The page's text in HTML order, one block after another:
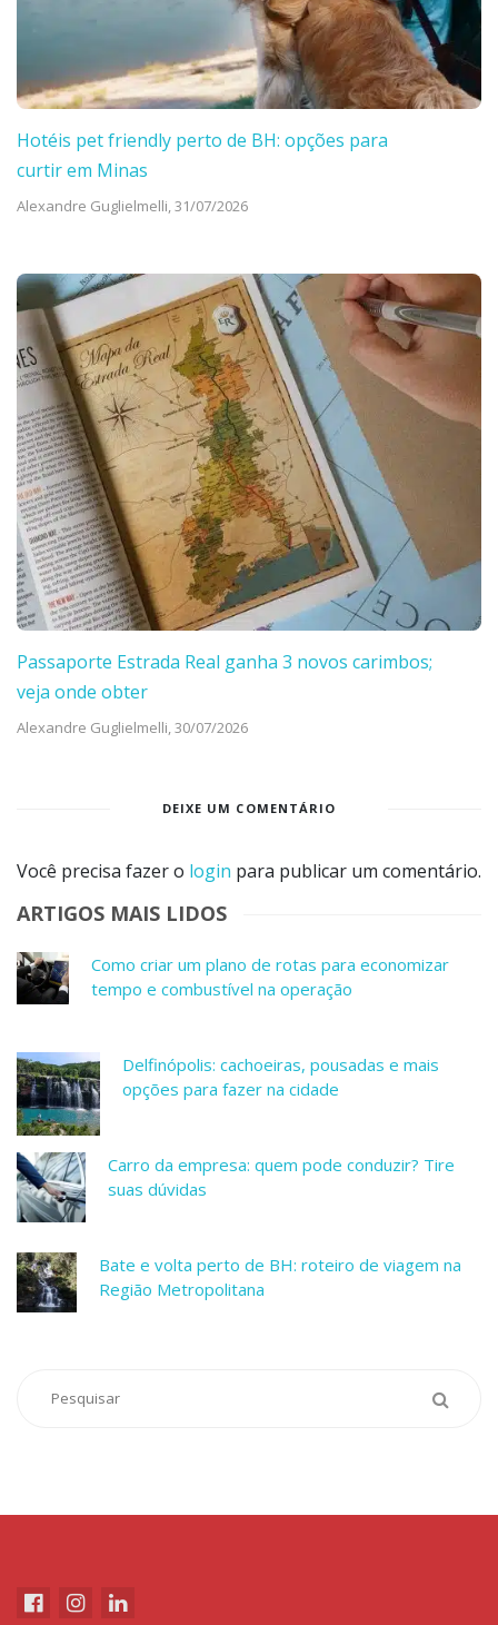
Hotéis pet friendly perto de BH: opções para
curtir em Minas
Alexandre Guglielmelli,31/07/2026
Passaporte Estrada Real ganha 3 novos carimbos;
veja onde obter
Alexandre Guglielmelli,30/07/2026
DEIXE UM COMENTÁRIO
Você precisa fazer o login para publicar um comentário.
ARTIGOS MAIS LIDOS
Como criar um plano de rotas para economizar
tempo e combustível na operação
Delfinópolis: cachoeiras, pousadas e mais
opções para fazer na cidade
Carro da empresa: quem pode conduzir? Tire
suas dúvidas
Bate e volta perto de BH: roteiro de viagem na
Região Metropolitana